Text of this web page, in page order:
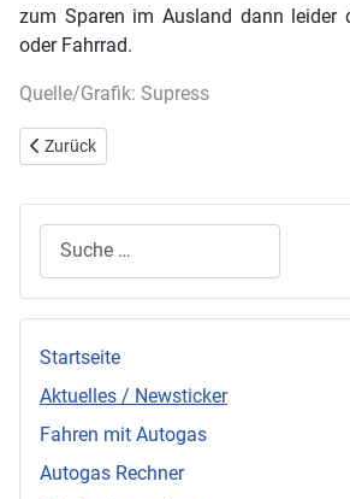
zum Sparen im Ausland dann leider
oder Fahrrad.
Quelle/Grafik: Supress
Vorheriger Beitrag: Sparsamkeit an erster
Zurück
Suchen
Startseite
Aktuelles / Newsticker
Fahren mit Autogas
Autogas Rechner